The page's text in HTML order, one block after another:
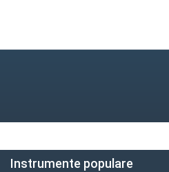
Instrumente populare